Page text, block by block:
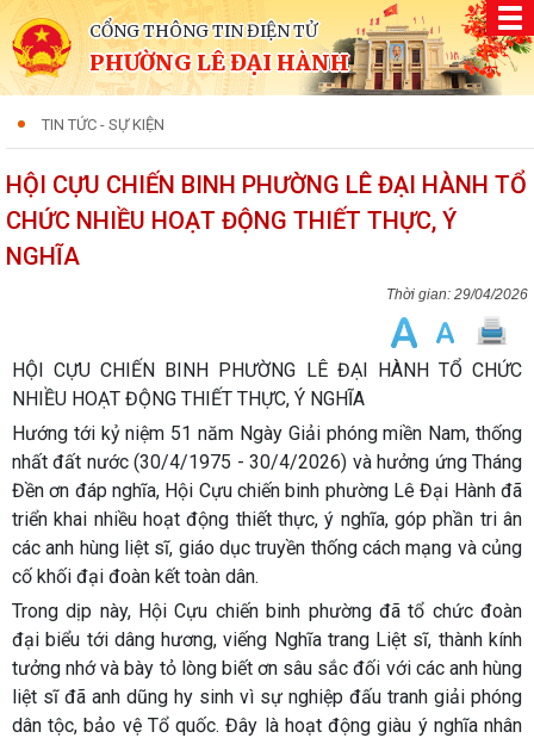
CỔNG THÔNG TIN ĐIỆN TỬ
PHƯỜNG LÊ ĐẠI HÀNH
TIN TỨC - SỰ KIỆN
HỘI CỰU CHIẾN BINH PHƯỜNG LÊ ĐẠI HÀNH TỔ
CHỨC NHIỀU HOẠT ĐỘNG THIẾT THỰC, Ý
NGHĨA
29/04/2026
HỘI CỰU CHIẾN BINH PHƯỜNG LÊ ĐẠI HÀNH TỔ CHỨC
NHIỀU HOẠT ĐỘNG THIẾT THỰC, Ý NGHĨA
Hướng tới kỷ niệm 51 năm Ngày Giải phóng miền Nam, thống
nhất đất nước (30/4/1975 - 30/4/2026) và hưởng ứng Tháng
Đền ơn đáp nghĩa, Hội Cựu chiến binh phường Lê Đại Hành đã
triển khai nhiều hoạt động thiết thực, ý nghĩa, góp phần tri ân
các anh hùng liệt sĩ, giáo dục truyền thống cách mạng và củng
cố khối đại đoàn kết toàn dân.
Trong dịp này, Hội Cựu chiến binh phường đã tổ chức đoàn
đại biểu tới dâng hương, viếng Nghĩa trang Liệt sĩ, thành kính
tưởng nhớ và bày tỏ lòng biết ơn sâu sắc đối với các anh hùng
liệt sĩ đã anh dũng hy sinh vì sự nghiệp đấu tranh giải phóng
dân tộc, bảo vệ Tổ quốc. Đây là hoạt động giàu ý nghĩa nhân